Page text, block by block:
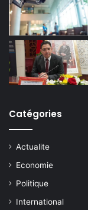
Catégories
Actualite
Economie
Politique
International